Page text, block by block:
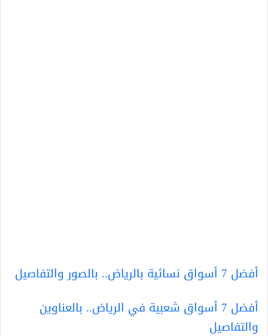
أفضل 7 أسواق نسائية بالرياض.. بالصور والتفاصيل
أفضل 7 أسواق شعبية في الرياض.. بالعناوين
والتفاصيل